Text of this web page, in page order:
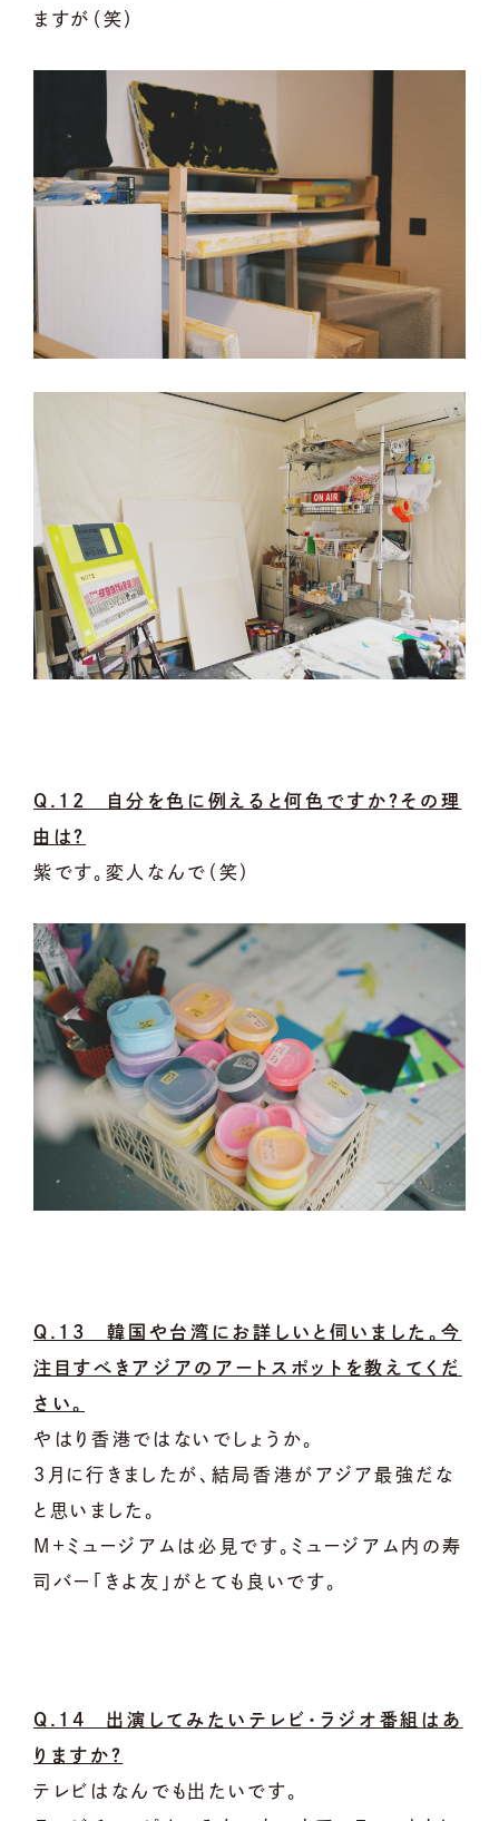
ますが（笑）
Q.12 自分を色に例えると何色ですか？その理
由は？
紫です。変人なんで（笑）
Q.13 韓国や台湾にお詳しいと伺いました。今
注目すべきアジアのアートスポットを教えてくだ
さい。
やはり香港ではないでしょうか。
3月に行きましたが、結局香港がアジア最強だな
と思いました。
M+ミュージアムは必見です。ミュージアム内の寿
司バー「きよ友」がとても良いです。
Q.14 出演してみたいテレビ・ラジオ番組はあ
りますか？
テレビはなんでも出たいです。